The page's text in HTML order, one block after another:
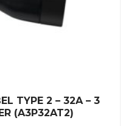
TYPE 2 – 32A – 3
(A3P32AT2)